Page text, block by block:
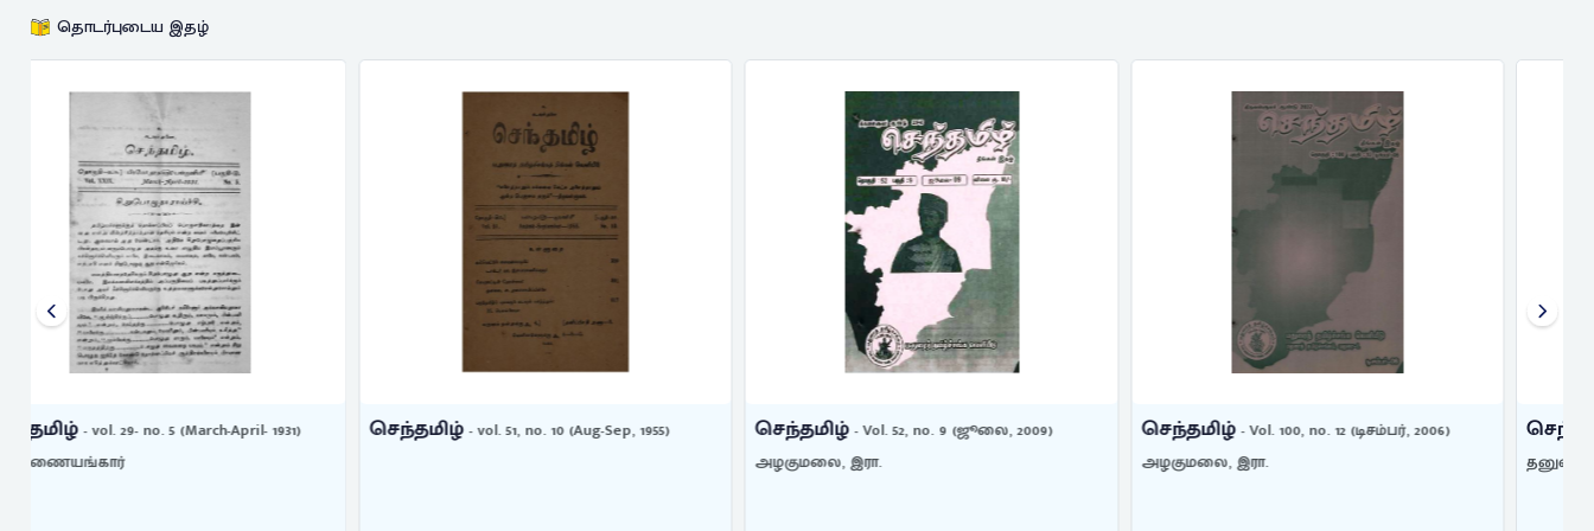
தொடர்புடைய இதழ்
செந்தமிழ்- vol. 51, no. 10 (Aug-Sep, 1955) செந்தமிழ்- Vol. 52, no. 9 (ஜூலை, 2009)
செந்தமிழ்- Vol. 100, no. 12 (டிசம்பர், 2006)
அழகுமலை, இரா.
செந்தமிழ்- vol. 93, no. 5 (மே, 1999)
தனுஷ்கோடிபாண்டியன், மா.